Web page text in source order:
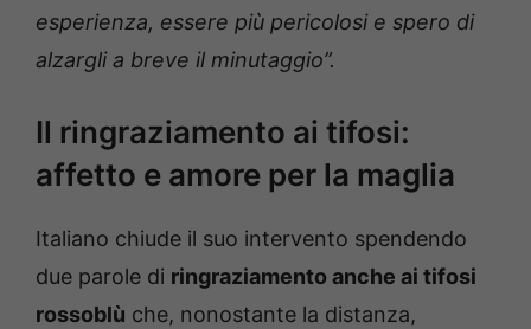
esperienza, essere più pericolosi e spero di
alzargli a breve il minutaggio”.
Il ringraziamento ai tifosi:
affetto e amore per la maglia
Italiano chiude il suo intervento spendendo
due parole di ringraziamento anche ai tifosi
rossoblù che, nonostante la distanza,